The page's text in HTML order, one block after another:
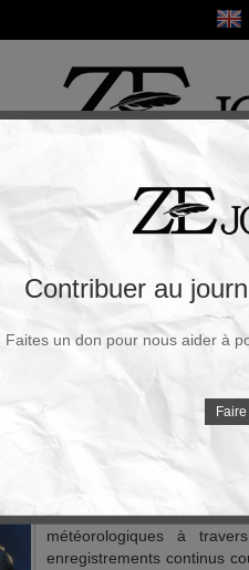
Religion Sport
météo rurales depuis
le plus fort a eu lieu
Mardi, 30 Déc. 2025 - 15h27
Cet article réexamine la
de CO₂ et le
température provenant
météorologiques à
enregistrements continus
Contribuer au
Faites un don pour nous aider à